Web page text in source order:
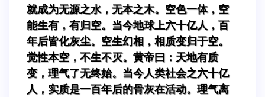
就成为无源之水，无本之木。空色一体，空
能生有，有归空。当今地球上六十亿人，百
年后皆化灰尘。空生幻相，相质变归于空。
觉性本空，不生不灭。黄帝曰：天地有质
变，理气了无终始。当今人类社会之六十亿
人，实质是一百年后的骨灰在活动。理气离